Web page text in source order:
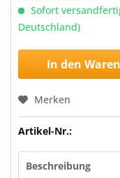
Sofort
Deutschland)
In den
Merken
Artikel-Nr.:
Beschreibung